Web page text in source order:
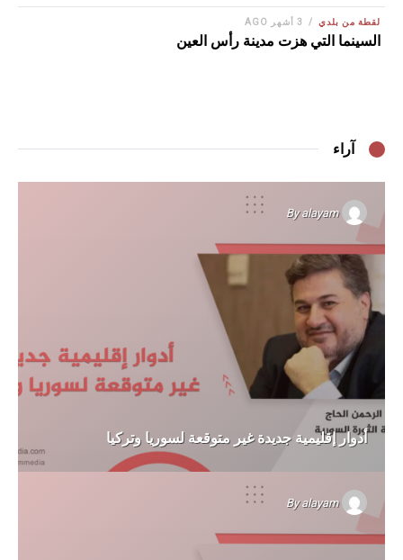
لقطة من بلدي
السينما التي هزت مدينة رأس العين
آراء
Byalayam
أدوار إقليمية جديدة غير متوقعة لسوريا وتركيا
Byalayam